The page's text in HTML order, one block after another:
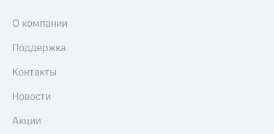
О компании
Поддержка
Контакты
Новости
Акции